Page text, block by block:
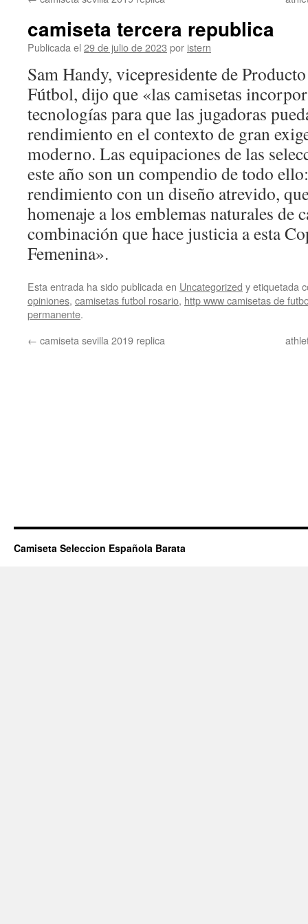
camiseta tercera republica
Publicada el 29 de julio de 2023 por istern
Sam Handy, vicepresidente de
Fútbol, dijo que «las camisetas
tecnologías para que las jugadoras
rendimiento en el contexto de gran
moderno. Las equipaciones de las
este año son un compendio de todo
rendimiento con un diseño atrevido,
homenaje a los emblemas naturales de
combinación que hace justicia a esta
Femenina».
Esta entrada ha sido publicada en Uncategorized y etiquetada
opiniones, camisetas futbol rosario, http www camisetas de
permanente.
← camiseta sevilla 2019 replica
Camiseta Seleccion Española Barata